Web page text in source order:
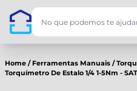
Home / Ferramentas Manuais /
Torquímetro De Estalo 1/4 1-5Nm -